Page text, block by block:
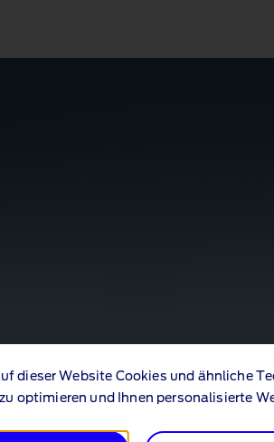
dieser Website Cookies und ähnliche
optimieren und Ihnen personalisierte